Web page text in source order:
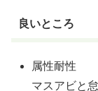
良いところ
属性耐性
マスアビと